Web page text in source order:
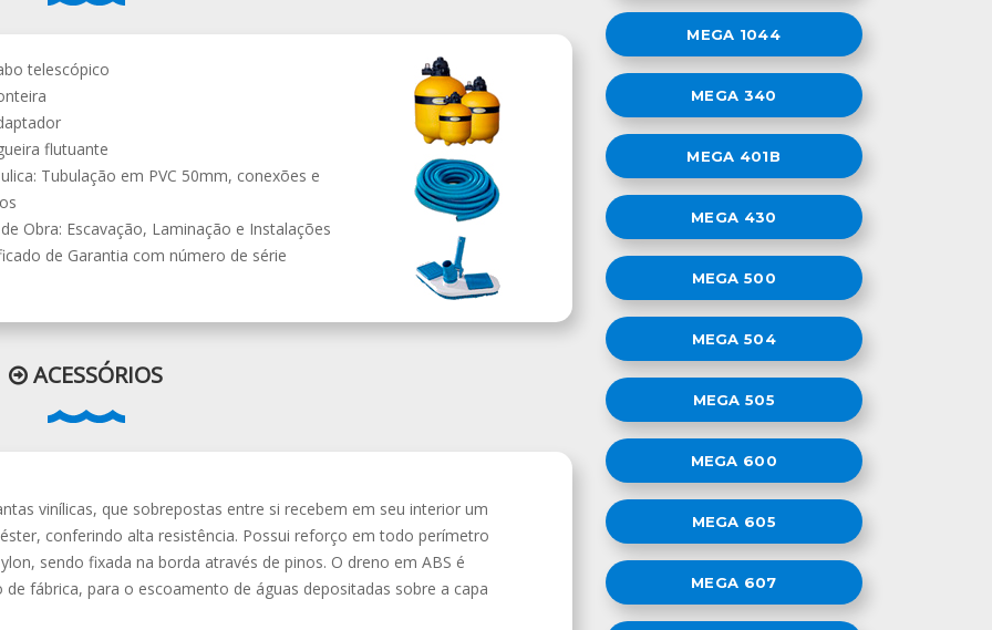
telescópico
flutuante
Tubulação em PVC 50mm, conexões e
Obra: Escavação, Laminação e Instalações
de Garantia com número de série
ACESSÓRIOS
vinílicas, que sobrepostas entre si recebem em seu interior um
conferindo alta resistência. Possui reforço em todo perímetro
sendo fixada na borda através de pinos. O dreno em ABS é
fábrica, para o escoamento de águas depositadas sobre a capa
MEGA 1044
MEGA 340
MEGA 401B
MEGA 430
MEGA 500
MEGA 504
MEGA 505
MEGA 600
MEGA 605
MEGA 607